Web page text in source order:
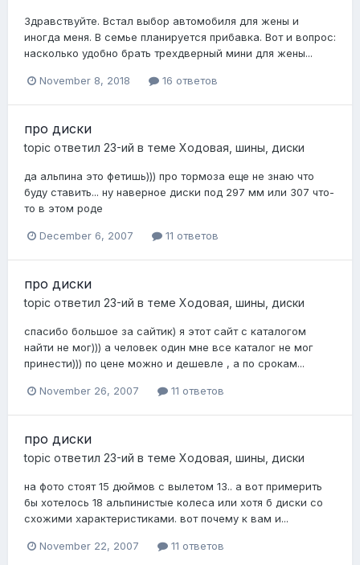
Здравствуйте. Встал выбор автомобиля для жены и
иногда меня. В семье планируется прибавка. Вот и вопрос:
насколько удобно брать трехдверный мини для жены...
November 8, 2018 16 ответов
про диски
topic ответил 23-ий в теме Ходовая, шины, диски
да альпина это фетишь))) про тормоза еще не знаю что
буду ставить... ну наверное диски под 297 мм или 307 что-
то в этом роде
December 6, 2007 11 ответов
про диски
topic ответил 23-ий в теме Ходовая, шины, диски
спасибо большое за сайтик) я этот сайт с каталогом
найти не мог))) а человек один мне все каталог не мог
принести))) по цене можно и дешевле , а по срокам...
November 26, 2007 11 ответов
про диски
topic ответил 23-ий в теме Ходовая, шины, диски
на фото стоят 15 дюймов с вылетом 13.. а вот примерить
бы хотелось 18 альпинистые колеса или хотя б диски со
схожими характеристиками. вот почему к вам и...
November 22, 2007 11 ответов